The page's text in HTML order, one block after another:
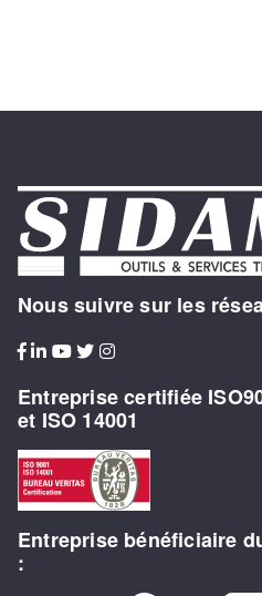
Nous suivre sur les
Entreprise certifiée
et ISO 14001
Entreprise bénéficiaire
: